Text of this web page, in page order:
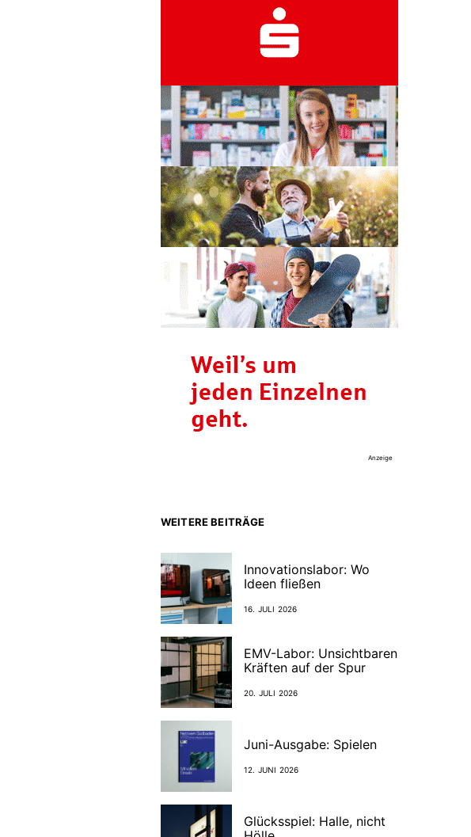
Anzeige
WEITERE BEITRÄGE
Innovationslabor: Wo
Ideen fließen
16. JULI 2026
EMV-Labor: Unsichtbaren
Kräften auf der Spur
20. JULI 2026
Juni-Ausgabe: Spielen
12. JUNI 2026
Glücksspiel: Halle, nicht